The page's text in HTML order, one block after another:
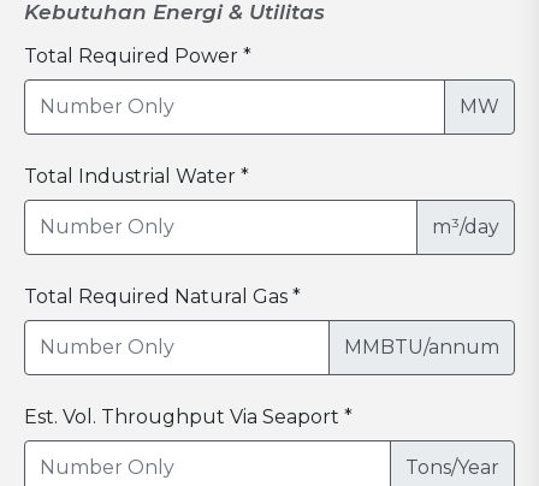
Kebutuhan Energi & Utilitas
Total Required Power *
MW
Total Industrial Water *
m³/day
Total Required Natural Gas *
MMBTU/annum
Est. Vol. Throughput Via Seaport *
Tons/Year